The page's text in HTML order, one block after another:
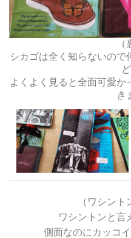
（
シカゴは全く知らないので
よくよく見ると全面可愛か
き
（ワシント
ワシントンと言
側面なのにカッコ